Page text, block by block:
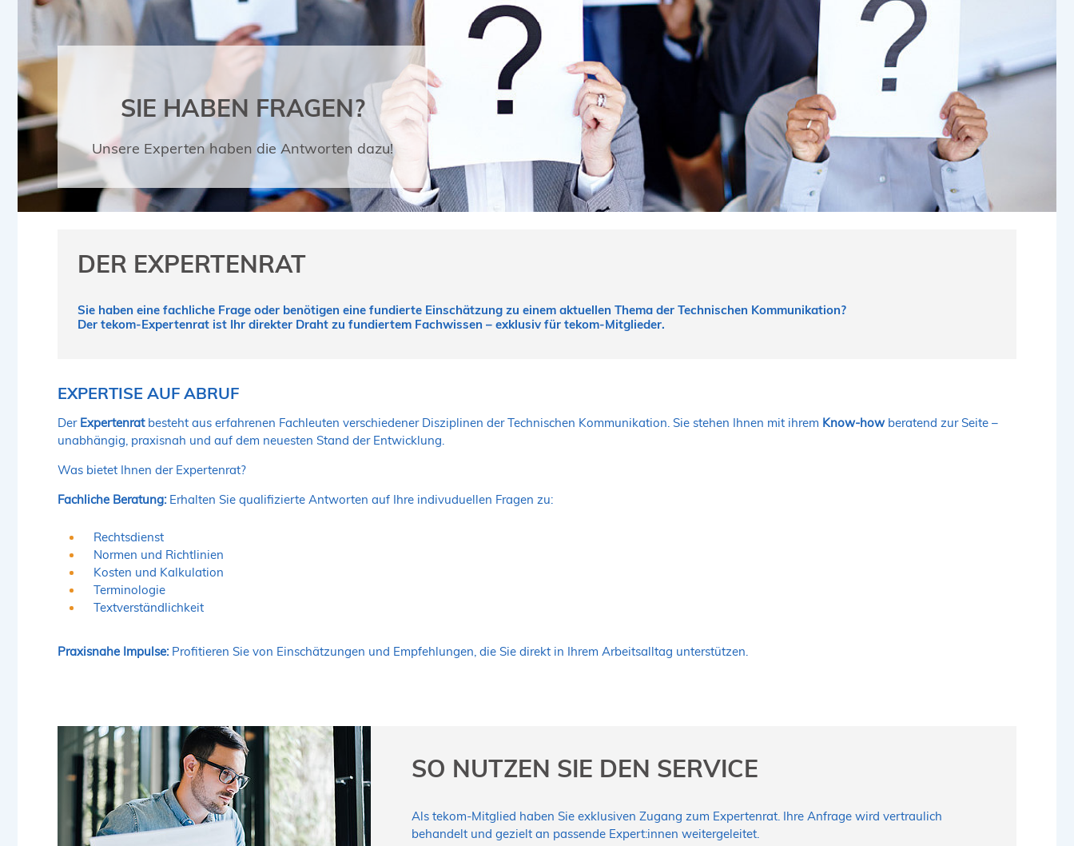
SIE HABEN FRAGEN?
Unsere Experten haben die Antworten dazu!
DER EXPERTENRAT
Sie haben eine fachliche Frage oder benötigen eine fundierte Einschätzung zu einem aktuellen Thema der Technischen Kommunikation?
Der tekom-Expertenrat ist Ihr direkter Draht zu fundiertem Fachwissen – exklusiv für tekom-Mitglieder.
EXPERTISE AUF ABRUF
DerExpertenratbesteht aus erfahrenen Fachleuten verschiedener Disziplinen der Technischen Kommunikation. Sie stehen Ihnen mit ihrem Know-how beratend zur Seite –
unabhängig, praxisnah und auf dem neuesten Stand der Entwicklung.
Was bietet Ihnen der Expertenrat?
Fachliche Beratung:Erhalten Sie qualifizierte Antworten auf Ihre indivuduellen Fragen zu:
Rechtsdienst
Normen und Richtlinien
Kosten und Kalkulation
Terminologie
Textverständlichkeit
Praxisnahe Impulse:Profitieren Sie von Einschätzungen und Empfehlungen, die Sie direkt in Ihrem Arbeitsalltag unterstützen.
SO NUTZEN SIE DEN SERVICE
Als tekom-Mitglied haben Sie exklusiven Zugang zum Expertenrat. Ihre Anfrage wird vertraulich
behandelt und gezielt an passende Expert:innen weitergeleitet.